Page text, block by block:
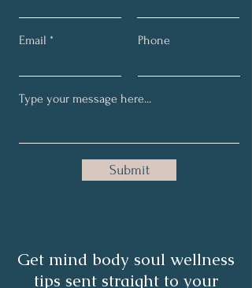
Email Phone
Submit
Get mind body soul wellness
tips sent straight to your